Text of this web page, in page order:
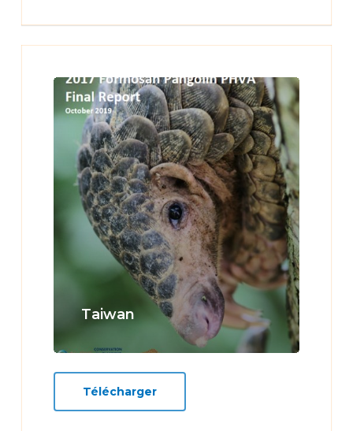
Taiwan
Learn
more
Télécharger